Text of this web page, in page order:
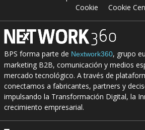
Cookie
Cookie
BPS forma parte de Nextwork360, grupo
marketing B2B, comunicación y medios
mercado tecnológico. A través de
conectamos a fabricantes, partners y
impulsando la Transformación Digital, la
crecimiento empresarial.